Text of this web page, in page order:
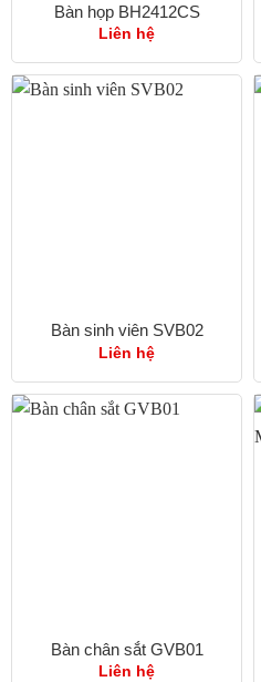
Bàn họp BH2412CS
Liên hệ
Bàn sinh viên SVB02
Liên hệ
Bàn chân sắt GVB01
Liên hệ